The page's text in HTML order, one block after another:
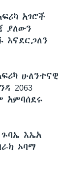
አገሮች
ያለውን
እናደርጋለን
ሁለንተናዊ
2063
አምባሰደሩ
እኤአ
ኦባማ